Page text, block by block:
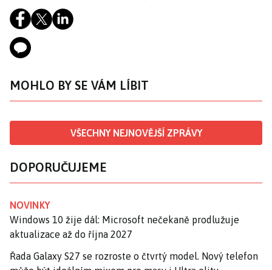
MOHLO BY SE VÁM LÍBIT
VŠECHNY NEJNOVĚJŠÍ ZPRÁVY
DOPORUČUJEME
NOVINKY
Windows 10 žije dál: Microsoft nečekaně prodlužuje
aktualizace až do října 2027
Řada Galaxy S27 se rozroste o čtvrtý model. Nový telefon